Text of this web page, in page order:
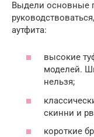
Выдели основные
аутфита:
высокие
моделей.
нельзя;
скинни и
короткие